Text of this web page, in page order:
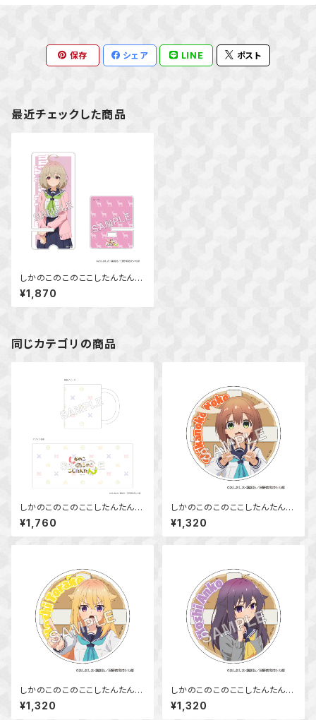
保存 シェア LINE ポスト
最近チェックした商品
しかのこのこのここしたんたん
アクリルスマホスタンド 狸小
路 絹
¥1,870
同じカテゴリの商品
しかのこのこのここしたんたん
マグカップ
¥1,760
しかのこのこのここしたんたん
アクリルコースター 鹿乃子 の
こ
¥1,320
しかのこのこのここしたんたん
アクリルコースター 虎視 虎子
¥1,320
しかのこのこのここしたんたん
アクリルコースター 虎視 餡子
¥1,320